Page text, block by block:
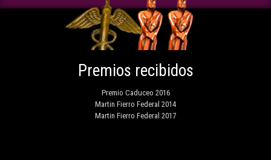
Premios recibidos
Premio Caduceo 2016
Martin Fierro Federal 2014
Martin Fierro Federal 2017